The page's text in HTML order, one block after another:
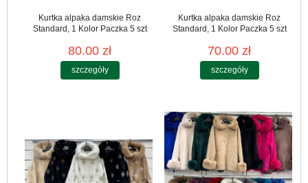
Kurtka alpaka damskie Roz
Standard, 1 Kolor Paczka 5 szt
80.00 zł
szczegóły
Kurtka alpaka damskie Roz
Standard, 1 Kolor Paczka 5 szt
70.00 zł
szczegóły